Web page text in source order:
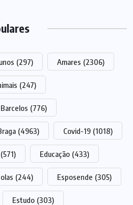
(297) Amares (2306)
(247)
Barcelos (776)
(4963) Covid-19 (1018)
(571) Educação (433)
(244) Esposende (305)
Estudo (303)